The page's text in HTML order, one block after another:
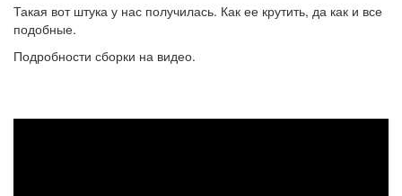
Такая вот штука у нас получилась. Как ее крутить, да как и все
подобные.
Подробности сборки на видео.